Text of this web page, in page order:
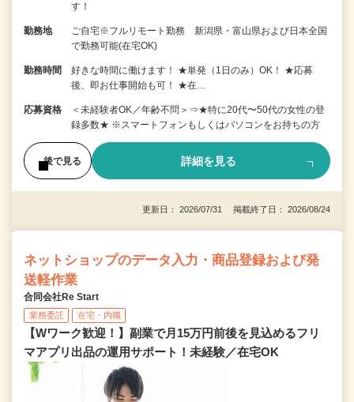
す！
勤務地
ご自宅※フルリモート勤務 新潟県・富山県および日本全国
で勤務可能(在宅OK)
勤務時間
好きな時間に働けます！ ★単発（1日のみ）OK！ ★応募
後、即お仕事開始も可！ ★在…
応募資格
＜未経験者OK／年齢不問＞⇒★特に20代〜50代の女性の登
録多数★ ※スマートフォンもしくはパソコンをお持ちの方
後で見る 詳細を見る
更新日： 2026/07/31 掲載終了日： 2026/08/24
ネットショップのデータ入力・商品登録および発
送軽作業
合同会社Re Start
業務委託 在宅・内職
【Wワーク歓迎！】副業で月15万円前後を見込めるフリ
マアプリ出品の運用サポート！未経験／在宅OK